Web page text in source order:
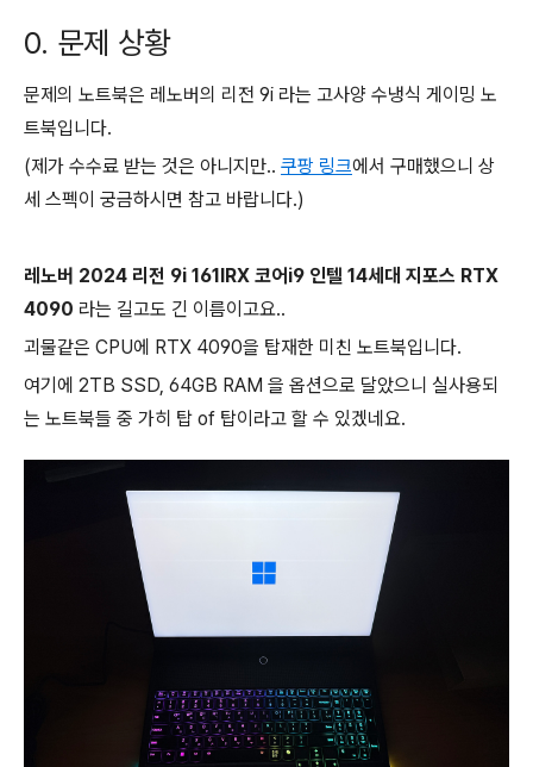
0. 문제 상황
문제의 노트북은 레노버의 리전 9i 라는 고사양 수냉식 게이밍 노
트북입니다.
(제가 수수료 받는 것은 아니지만.. 쿠팡 링크에서 구매했으니 상
세 스펙이 궁금하시면 참고 바랍니다.)
레노버 2024 리전 9i 161IRX 코어i9 인텔 14세대 지포스 RTX
4090 라는 길고도 긴 이름이고요..
괴물같은 CPU에 RTX 4090을 탑재한 미친 노트북입니다.
여기에 2TB SSD, 64GB RAM 을 옵션으로 달았으니 실사용되
는 노트북들 중 가히 탑 of 탑이라고 할 수 있겠네요.